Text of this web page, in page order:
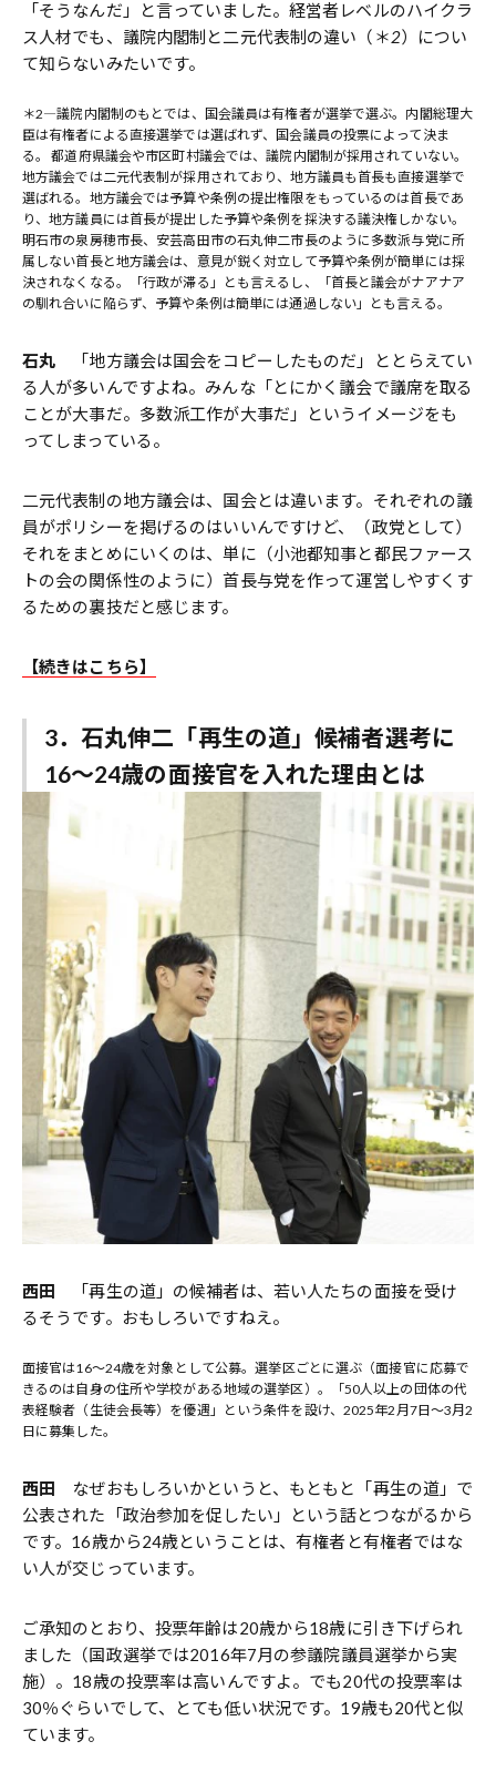
「そうなんだ」と言っていました。経営者レベルのハイクラ
ス人材でも、議院内閣制と二元代表制の違い（＊2）につい
て知らないみたいです。
＊2―議院内閣制のもとでは、国会議員は有権者が選挙で選ぶ。内閣総理大
臣は有権者による直接選挙では選ばれず、国会議員の投票によって決ま
る。 都道府県議会や市区町村議会では、議院内閣制が採用されていない。
地方議会では二元代表制が採用されており、地方議員も首長も直接選挙で
選ばれる。地方議会では予算や条例の提出権限をもっているのは首長であ
り、地方議員には首長が提出した予算や条例を採決する議決権しかない。
明石市の泉房穂市長、安芸高田市の石丸伸二市長のように多数派与党に所
属しない首長と地方議会は、意見が鋭く対立して予算や条例が簡単には採
決されなくなる。「行政が滞る」とも言えるし、「首長と議会がナアナア
の馴れ合いに陥らず、予算や条例は簡単には通過しない」とも言える。
石丸 「地方議会は国会をコピーしたものだ」ととらえてい
る人が多いんですよね。みんな「とにかく議会で議席を取る
ことが大事だ。多数派工作が大事だ」というイメージをも
ってしまっている。
二元代表制の地方議会は、国会とは違います。それぞれの議
員がポリシーを掲げるのはいいんですけど、（政党として）
それをまとめにいくのは、単に（小池都知事と都民ファース
トの会の関係性のように）首長与党を作って運営しやすくす
るための裏技だと感じます。
【続きはこちら】
3．石丸伸二「再生の道」候補者選考に
16〜24歳の面接官を入れた理由とは
西田 「再生の道」の候補者は、若い人たちの面接を受け
るそうです。おもしろいですねえ。
面接官は16〜24歳を対象として公募。選挙区ごとに選ぶ（面接官に応募で
きるのは自身の住所や学校がある地域の選挙区）。「50人以上の団体の代
表経験者（生徒会長等）を優遇」という条件を設け、2025年2月7日〜3月2
日に募集した。
西田 なぜおもしろいかというと、もともと「再生の道」で
公表された「政治参加を促したい」という話とつながるから
です。16歳から24歳ということは、有権者と有権者ではな
い人が交じっています。
ご承知のとおり、投票年齢は20歳から18歳に引き下げられ
ました（国政選挙では2016年7月の参議院議員選挙から実
施）。18歳の投票率は高いんですよ。でも20代の投票率は
30％ぐらいでして、とても低い状況です。19歳も20代と似
ています。